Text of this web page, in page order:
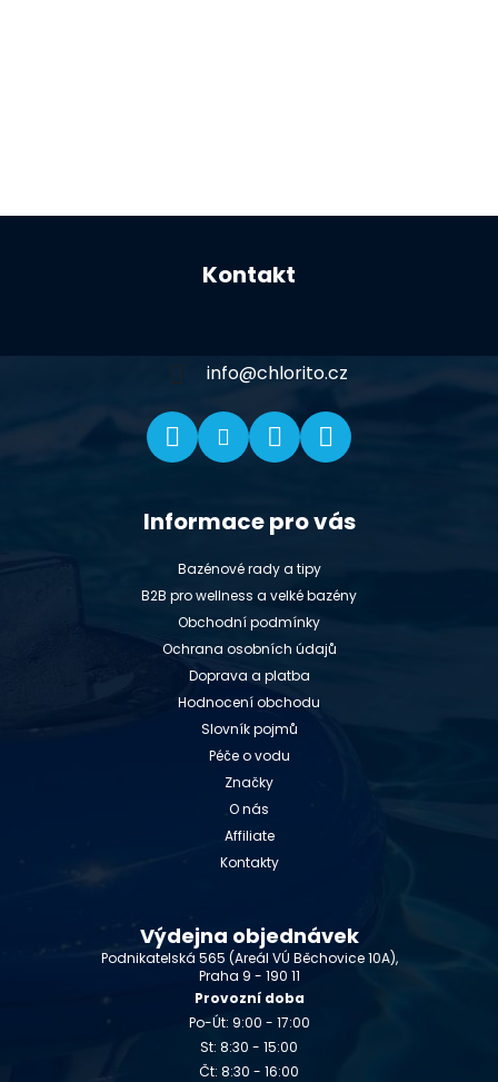
Z
Kontakt
info@chlorito.cz
Informace pro vás
Bazénové rady a tipy
B2B pro wellness a velké bazény
Obchodní podmínky
Ochrana osobních údajů
Doprava a platba
Hodnocení obchodu
Slovník pojmů
Péče o vodu
Značky
O nás
Affiliate
Kontakty
Výdejna objednávek
Podnikatelská 565 (Areál VÚ Běchovice 10A),
Praha 9 - 190 11
Provozní doba
Po-Út: 9:00 - 17:00
St: 8:30 - 15:00
Čt: 8:30 - 16:00